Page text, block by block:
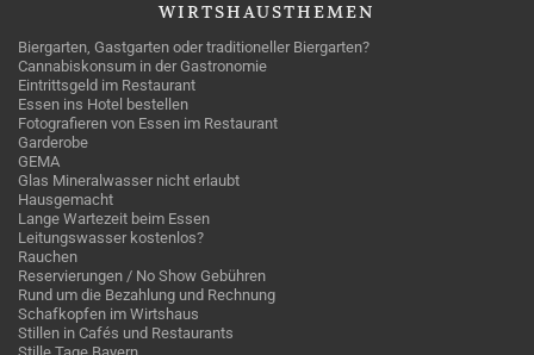
WIRTSHAUSTHEMEN
Biergarten, Gastgarten oder traditioneller Biergarten?
Cannabiskonsum in der Gastronomie
Eintrittsgeld im Restaurant
Essen ins Hotel bestellen
Fotografieren von Essen im Restaurant
Garderobe
GEMA
Glas Mineralwasser nicht erlaubt
Hausgemacht
Lange Wartezeit beim Essen
Leitungswasser kostenlos?
Rauchen
Reservierungen / No Show Gebühren
Rund um die Bezahlung und Rechnung
Schafkopfen im Wirtshaus
Stillen in Cafés und Restaurants